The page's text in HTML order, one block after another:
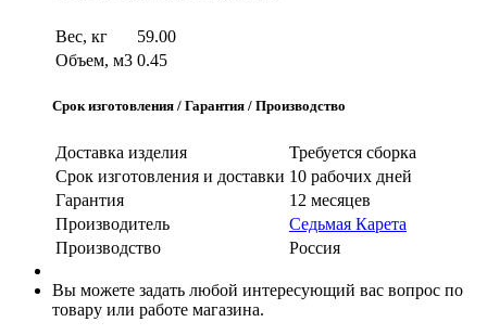
Вес, кг
59.00
Объем, м3 0.45
Срок изготовления / Гарантия / Производство
Доставка изделия
Требуется сборка
Срок изготовления и доставки 10 рабочих дней
Гарантия
12 месяцев
Производитель
Седьмая Карета
Производство
Россия
Вы можете задать любой интересующий вас вопрос по
товару или работе магазина.